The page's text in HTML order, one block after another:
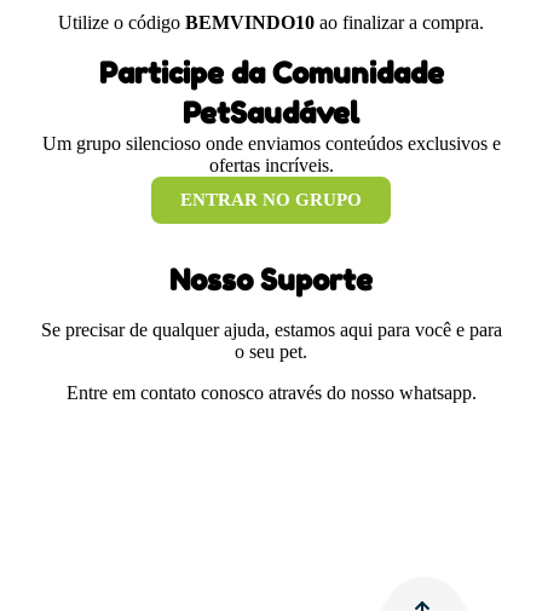
Utilize o código BEMVINDO10 ao finalizar a compra.
Participe da Comunidade
PetSaudável
Um grupo silencioso onde enviamos conteúdos exclusivos e
ofertas incríveis.
ENTRAR NO GRUPO
Nosso Suporte
Se precisar de qualquer ajuda, estamos aqui para você e para
o seu pet.
Entre em contato conosco através do nosso whatsapp.